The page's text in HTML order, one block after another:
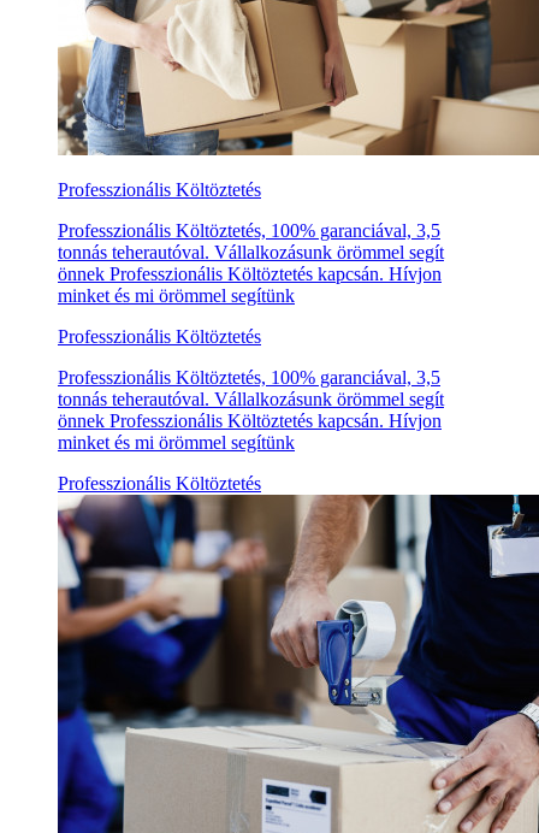
Professzionális Költöztetés
Professzionális Költöztetés, 100% garanciával, 3,5
tonnás teherautóval. Vállalkozásunk örömmel segít
önnek Professzionális Költöztetés kapcsán. Hívjon
minket és mi örömmel segítünk
Professzionális Költöztetés
Professzionális Költöztetés, 100% garanciával, 3,5
tonnás teherautóval. Vállalkozásunk örömmel segít
önnek Professzionális Költöztetés kapcsán. Hívjon
minket és mi örömmel segítünk
Professzionális Költöztetés